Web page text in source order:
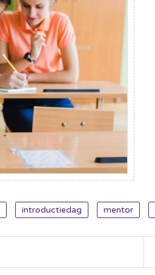
introductiedag mentor